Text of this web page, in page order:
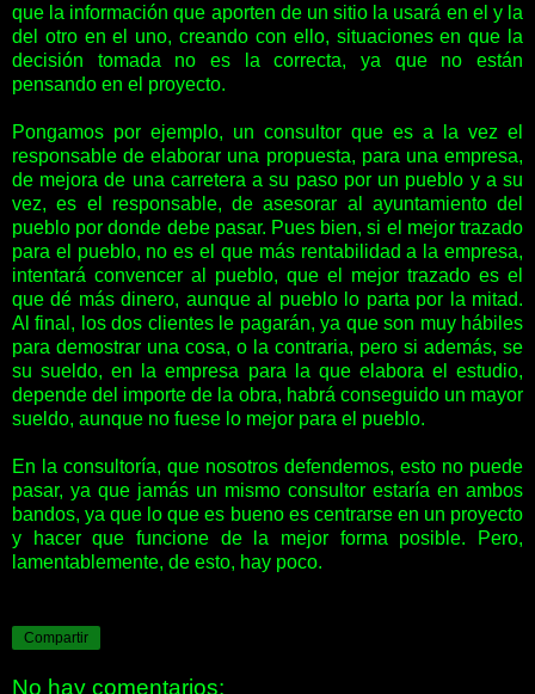
que la información que aporten de un sitio la usará en el y la
del otro en el uno, creando con ello, situaciones en que la
decisión tomada no es la correcta, ya que no están
pensando en el proyecto.
Pongamos por ejemplo, un consultor que es a la vez el
responsable de elaborar una propuesta, para una empresa,
de mejora de una carretera a su paso por un pueblo y a su
vez, es el responsable, de asesorar al ayuntamiento del
pueblo por donde debe pasar. Pues bien, si el mejor trazado
para el pueblo, no es el que más rentabilidad a la empresa,
intentará convencer al pueblo, que el mejor trazado es el
que dé más dinero, aunque al pueblo lo parta por la mitad.
Al final, los dos clientes le pagarán, ya que son muy hábiles
para demostrar una cosa, o la contraria, pero si además, se
su sueldo, en la empresa para la que elabora el estudio,
depende del importe de la obra, habrá conseguido un mayor
sueldo, aunque no fuese lo mejor para el pueblo.
En la consultoría, que nosotros defendemos, esto no puede
pasar, ya que jamás un mismo consultor estaría en ambos
bandos, ya que lo que es bueno es centrarse en un proyecto
y hacer que funcione de la mejor forma posible. Pero,
lamentablemente, de esto, hay poco.
Compartir
No hay comentarios: